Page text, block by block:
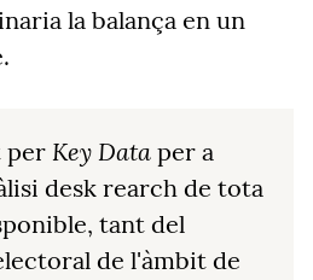
la balança en un
per Key Data per a
desk rearch de tota
tant del
de l'àmbit de